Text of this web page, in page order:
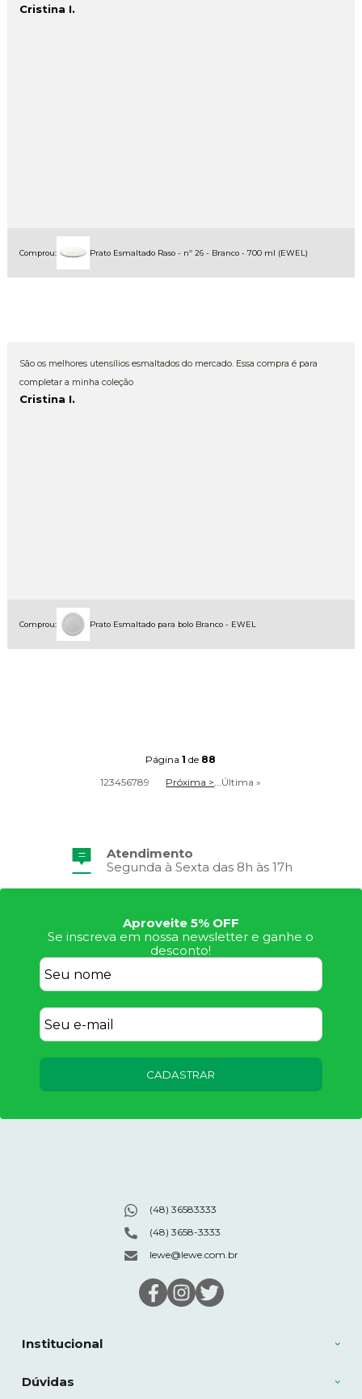
Cristina I.
Comprou: Prato Esmaltado Raso - nº 26 - Branco - 700 ml (EWEL)
São os melhores utensílios esmaltados do mercado. Essa compra é para
completar a minha coleção
Cristina I.
Comprou: Prato Esmaltado para bolo Branco - EWEL
Página1 de 88
123456789 Próxima >...Última »
Frete Grátis
Consulte Regulamento
Aproveite 5% OFF
Se inscreva em nossa newsletter e ganhe o
desconto!
CADASTRAR
Institucional
Dúvidas
(48) 36583333
(48) 3658-3333
lewe@lewe.com.br